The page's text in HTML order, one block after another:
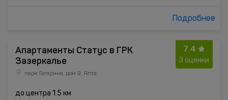
Подробнее
7.4
3 оценки
Апартаменты Статус в ГРК
Зазеркалье
парк Гагарина, дом 9, Ялта
до центра 1.5 км